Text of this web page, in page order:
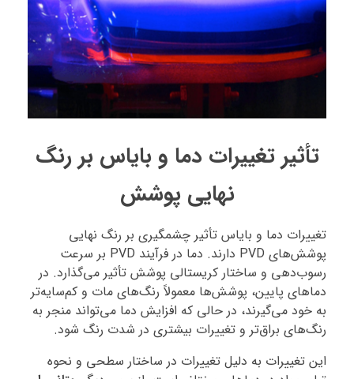
تأثیر تغییرات دما و بایاس بر رنگ
نهایی پوشش
تغییرات دما و بایاس تأثیر چشمگیری بر رنگ نهایی
پوشش‌های PVD دارند. دما در فرآیند PVD بر سرعت
رسوب‌دهی و ساختار کریستالی پوشش تأثیر می‌گذارد. در
دماهای پایین، پوشش‌ها معمولاً رنگ‌های مات و کم‌سایه‌تر
به خود می‌گیرند، در حالی که افزایش دما می‌تواند منجر به
رنگ‌های براق‌تر و تغییرات بیشتری در شدت رنگ شود.
این تغییرات به دلیل تغییرات در ساختار سطحی و نحوه